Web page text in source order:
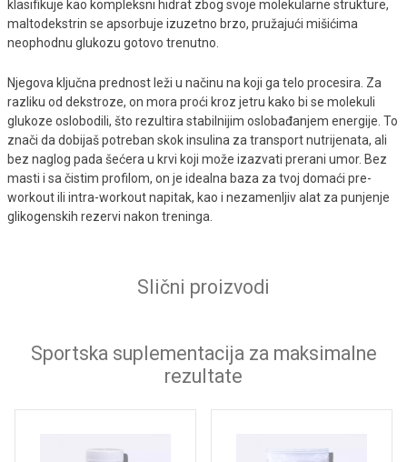
klasifikuje kao kompleksni hidrat zbog svoje molekularne strukture,
maltodekstrin se apsorbuje izuzetno brzo, pružajući mišićima
neophodnu glukozu gotovo trenutno.
Njegova ključna prednost leži u načinu na koji ga telo procesira. Za
razliku od dekstroze, on mora proći kroz jetru kako bi se molekuli
glukoze oslobodili, što rezultira stabilnijim oslobađanjem energije. To
znači da dobijaš potreban skok insulina za transport nutrijenata, ali
bez naglog pada šećera u krvi koji može izazvati prerani umor. Bez
masti i sa čistim profilom, on je idealna baza za tvoj domaći pre-
workout ili intra-workout napitak, kao i nezamenljiv alat za punjenje
glikogenskih rezervi nakon treninga.
Slični proizvodi
Sportska suplementacija za maksimalne
rezultate